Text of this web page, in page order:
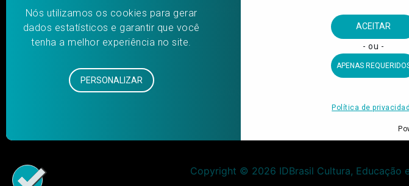
seleção para contratação à vaga de Supervisor(a) do Educativo para o
Oliveira.
navigation
PREVIOUS
Copyright © 2026 IDBrasil Cultura, Educação